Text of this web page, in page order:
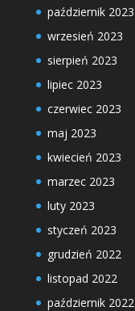
październik 2023
wrzesień 2023
sierpień 2023
lipiec 2023
czerwiec 2023
maj 2023
kwiecień 2023
marzec 2023
luty 2023
styczeń 2023
grudzień 2022
listopad 2022
październik 2022